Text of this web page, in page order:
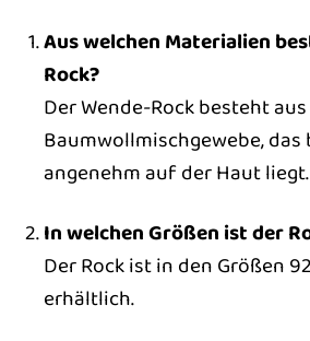
Aus welchen Materialien
Rock?
Der Wende-Rock besteht
Baumwollmischgewebe, das
angenehm auf der Haut liegt.
In welchen Größen ist der
Der Rock ist in den Größen
erhältlich.